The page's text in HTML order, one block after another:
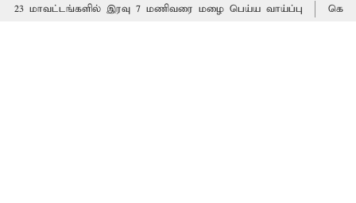
இரவு 7 மணிவரை மழை பெய்ய வாய்ப்பு கொரிய